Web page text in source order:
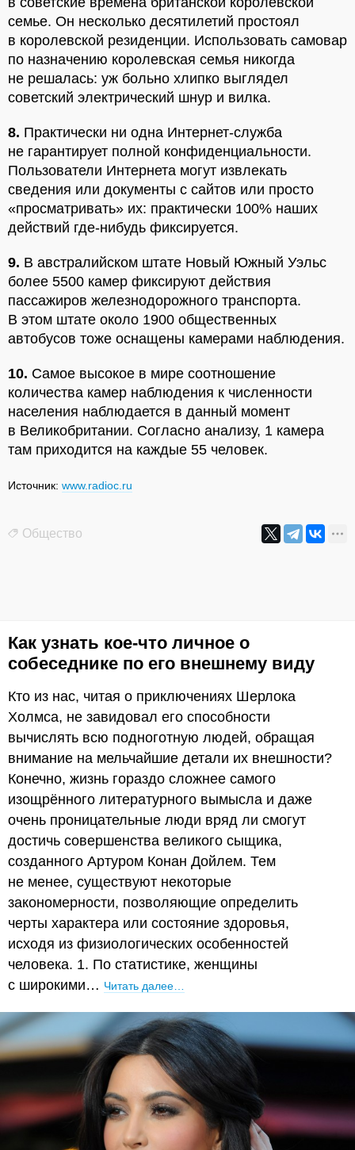
семье. Он несколько десятилетий простоял
в королевской резиденции. Использовать самовар
по назначению королевская семья никогда
не решалась: уж больно хлипко выглядел
советский электрический шнур и вилка.
8. Практически ни одна Интернет-служба
не гарантирует полной конфиденциальности.
Пользователи Интернета могут извлекать
сведения или документы с сайтов или просто
«просматривать» их: практически 100% наших
действий где-нибудь фиксируется.
9. В австралийском штате Новый Южный Уэльс
более 5500 камер фиксируют действия
пассажиров железнодорожного транспорта.
В этом штате около 1900 общественных
автобусов тоже оснащены камерами наблюдения.
10. Самое высокое в мире соотношение
количества камер наблюдения к численности
населения наблюдается в данный момент
в Великобритании. Согласно анализу, 1 камера
там приходится на каждые 55 человек.
Источник: www.radioc.ru
Общество
Как узнать кое-что личное о
собеседнике по его внешнему виду
Кто из нас, читая о приключениях Шерлока
Холмса, не завидовал его способности
вычислять всю подноготную людей, обращая
внимание на мельчайшие детали их внешности?
Конечно, жизнь гораздо сложнее самого
изощрённого литературного вымысла и даже
очень проницательные люди вряд ли смогут
достичь совершенства великого сыщика,
созданного Артуром Конан Дойлем. Тем
не менее, существуют некоторые
закономерности, позволяющие определить
черты характера или состояние здоровья,
исходя из физиологических особенностей
человека. 1. По статистике, женщины
с широкими… Читать далее…